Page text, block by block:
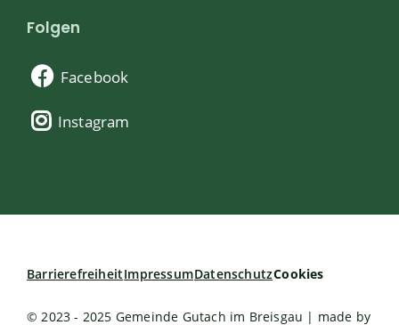
Folgen
Facebook
Instagram
BarrierefreiheitImpressumDatenschutzCookies
© 2023 - 2025 Gemeinde Gutach im Breisgau | made by